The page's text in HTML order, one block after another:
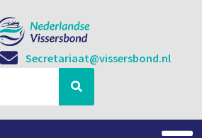
Secretariaat@vissersbond.nl